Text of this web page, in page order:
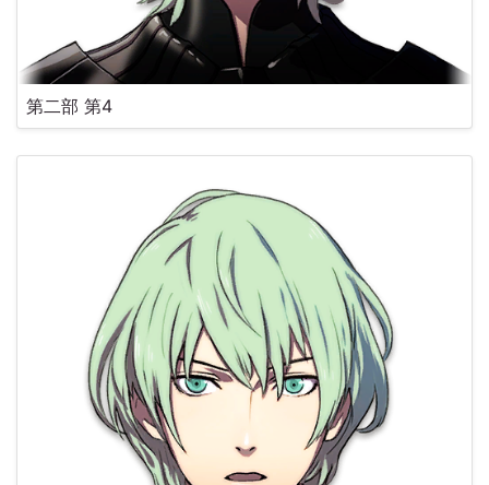
第二部 第4